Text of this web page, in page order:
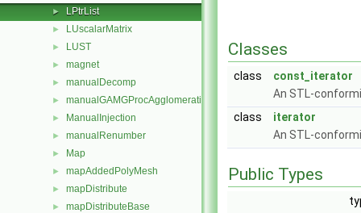
► LPtrList
► LUscalarMatrix
► LUST
► magnet
► manualDecomp
► manualGAMGProcAgglomeration
► ManualInjection
► manualRenumber
► Map
► mapAddedPolyMesh
► mapDistribute
► mapDistributeBase
Classes
class
const_iterator
An STL-
class
iterator
An STL-
Public Types